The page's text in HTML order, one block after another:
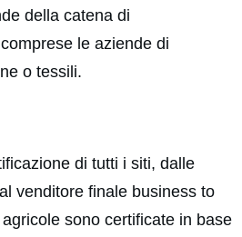
della catena di
le aziende di
o tessili.
di tutti i siti, dalle
venditore finale business to
sono certificate in base